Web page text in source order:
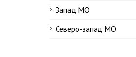
Запад МО
Северо-запад МО